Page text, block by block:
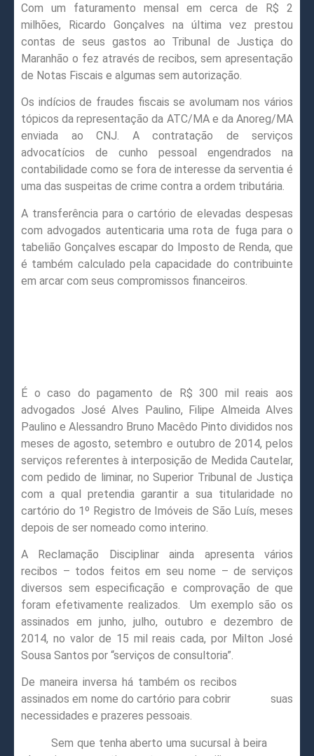
Com um faturamento mensal em cerca de R$ 2
milhões, Ricardo Gonçalves na última vez prestou
contas de seus gastos ao Tribunal de Justiça do
Maranhão o fez através de recibos, sem apresentação
de Notas Fiscais e algumas sem autorização.
Os indícios de fraudes fiscais se avolumam nos vários
tópicos da representação da ATC/MA e da Anoreg/MA
enviada ao CNJ. A contratação de serviços
advocatícios de cunho pessoal engendrados na
contabilidade como se fora de interesse da serventia é
uma das suspeitas de crime contra a ordem tributária.
A transferência para o cartório de elevadas despesas
com advogados autenticaria uma rota de fuga para o
tabelião Gonçalves escapar do Imposto de Renda, que
é também calculado pela capacidade do contribuinte
em arcar com seus compromissos financeiros.
É o caso do pagamento de R$ 300 mil reais aos
advogados José Alves Paulino, Filipe Almeida Alves
Paulino e Alessandro Bruno Macêdo Pinto divididos nos
meses de agosto, setembro e outubro de 2014, pelos
serviços referentes à interposição de Medida Cautelar,
com pedido de liminar, no Superior Tribunal de Justiça
com a qual pretendia garantir a sua titularidade no
cartório do 1º Registro de Imóveis de São Luís, meses
depois de ser nomeado como interino.
A Reclamação Disciplinar ainda apresenta vários
recibos – todos feitos em seu nome – de serviços
diversos sem especificação e comprovação de que
foram efetivamente realizados.
Um exemplo são os
assinados em junho, julho, outubro e dezembro de
2014, no valor de 15 mil reais cada, por Milton José
Sousa Santos por “serviços de consultoria”.
De maneira inversa há também os recibos
assinados em nome do cartório para cobrir suas
necessidades e prazeres pessoais.
Sem que tenha aberto uma sucursal à beira